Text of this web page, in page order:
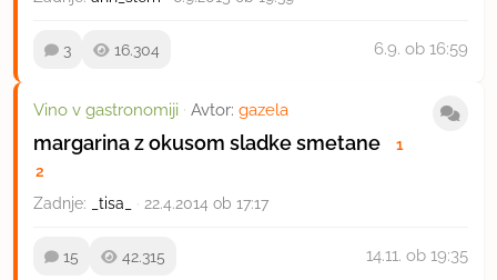
3 16.304 6.9. ob 16:59
Vino v gastronomiji · Avtor: gazela
margarina z okusom sladke smetane
1
2
Zadnje: _tisa_ · 22.4.2014 ob 17:17
15 42.315 14.11. ob 19:35